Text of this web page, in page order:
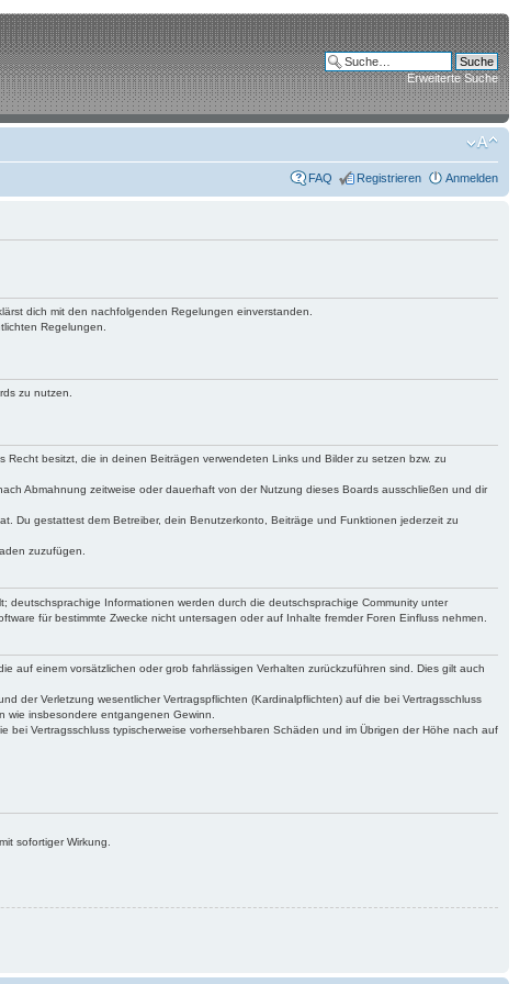
Erweiterte Suche
FAQ Registrieren Anmelden
dich mit den nachfolgenden Regelungen einverstanden.
Regelungen.
zu nutzen.
besitzt, die in deinen Beiträgen verwendeten Links und Bilder zu setzen bzw. zu
Abmahnung zeitweise oder dauerhaft von der Nutzung dieses Boards ausschließen und dir
Du gestattest dem Betreiber, dein Benutzerkonto, Beiträge und Funktionen jederzeit zu
zuzufügen.
Informationen werden durch die deutschsprachige Community unter
für bestimmte Zwecke nicht untersagen oder auf Inhalte fremder Foren Einfluss nehmen.
auf einem vorsätzlichen oder grob fahrlässigen Verhalten zurückzuführen sind. Dies gilt auch
der Verletzung wesentlicher Vertragspflichten (Kardinalpflichten) auf die bei Vertragsschluss
wie insbesondere entgangenen Gewinn.
Vertragsschluss typischerweise vorhersehbaren Schäden und im Übrigen der Höhe nach auf
sofortiger Wirkung.